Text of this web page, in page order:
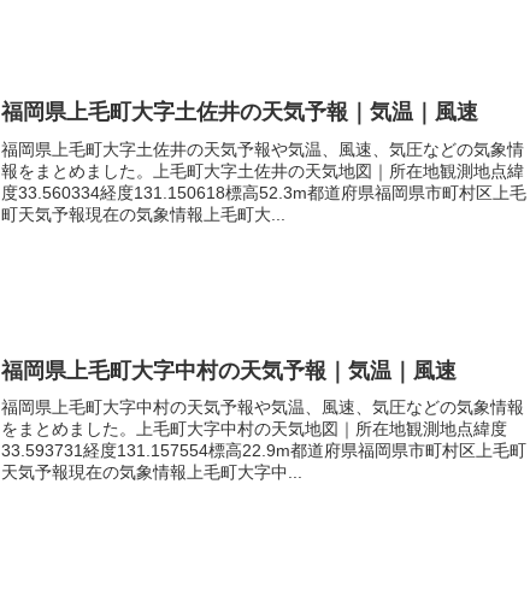
福岡県上毛町大字土佐井の天気予報｜気温｜風速
福岡県上毛町大字土佐井の天気予報や気温、風速、気圧などの気象情
報をまとめました。上毛町大字土佐井の天気地図｜所在地観測地点緯
度33.560334経度131.150618標高52.3m都道府県福岡県市町村区上毛
町天気予報現在の気象情報上毛町大...
福岡県上毛町大字中村の天気予報｜気温｜風速
福岡県上毛町大字中村の天気予報や気温、風速、気圧などの気象情報
をまとめました。上毛町大字中村の天気地図｜所在地観測地点緯度
33.593731経度131.157554標高22.9m都道府県福岡県市町村区上毛町
天気予報現在の気象情報上毛町大字中...